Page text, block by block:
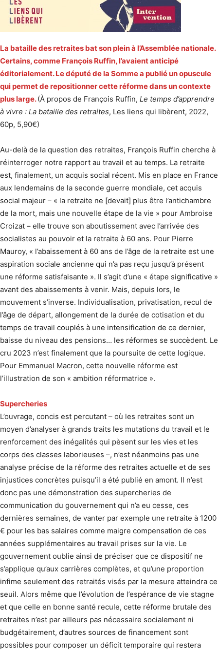
La bataille des retraites bat son plein à l’Assemblée nationale.
Certains, comme François Ruffin, l’avaient anticipé
éditorialement. Le député de la Somme a publié un opuscule
qui permet de repositionner cette réforme dans un contexte
plus large.(À propos de François Ruffin, Le temps d’apprendre
à vivre : La bataille des retraites, Les liens qui libèrent, 2022,
60p, 5,90€)
Au-delà de la question des retraites, François Ruffin cherche à
réinterroger notre rapport au travail et au temps. La retraite
est, finalement, un acquis social récent. Mis en place en France
aux lendemains de la seconde guerre mondiale, cet acquis
social majeur – « la retraite ne [devait] plus être l’antichambre
de la mort, mais une nouvelle étape de la vie » pour Ambroise
Croizat – elle trouve son aboutissement avec l’arrivée des
socialistes au pouvoir et la retraite à 60 ans. Pour Pierre
Mauroy, « l’abaissement à 60 ans de l’âge de la retraite est une
aspiration sociale ancienne qui n’a pas reçu jusqu’à présent
une réforme satisfaisante ». Il s’agit d’une « étape significative »
avant des abaissements à venir. Mais, depuis lors, le
mouvement s’inverse. Individualisation, privatisation, recul de
l’âge de départ, allongement de la durée de cotisation et du
temps de travail couplés à une intensification de ce dernier,
baisse du niveau des pensions… les réformes se succèdent. Le
cru 2023 n’est finalement que la poursuite de cette logique.
Pour Emmanuel Macron, cette nouvelle réforme est
l’illustration de son « ambition réformatrice ».
Supercheries
L’ouvrage, concis est percutant – où les retraites sont un
moyen d’analyser à grands traits les mutations du travail et le
renforcement des inégalités qui pèsent sur les vies et les
corps des classes laborieuses –, n’est néanmoins pas une
analyse précise de la réforme des retraites actuelle et de ses
injustices concrètes puisqu’il a été publié en amont. Il n’est
donc pas une démonstration des supercheries de
communication du gouvernement qui n’a eu cesse, ces
dernières semaines, de vanter par exemple une retraite à 1200
€ pour les bas salaires comme maigre compensation de ces
années supplémentaires au travail prises sur la vie. Le
gouvernement oublie ainsi de préciser que ce dispositif ne
s’applique qu’aux carrières complètes, et qu’une proportion
infime seulement des retraités visés par la mesure atteindra ce
seuil. Alors même que l’évolution de l’espérance de vie stagne
et que celle en bonne santé recule, cette réforme brutale des
retraites n’est par ailleurs pas nécessaire socialement ni
budgétairement, d’autres sources de financement sont
possibles pour composer un déficit temporaire qui restera